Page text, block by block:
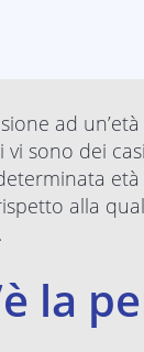
ad
vi sono dei
alla
la